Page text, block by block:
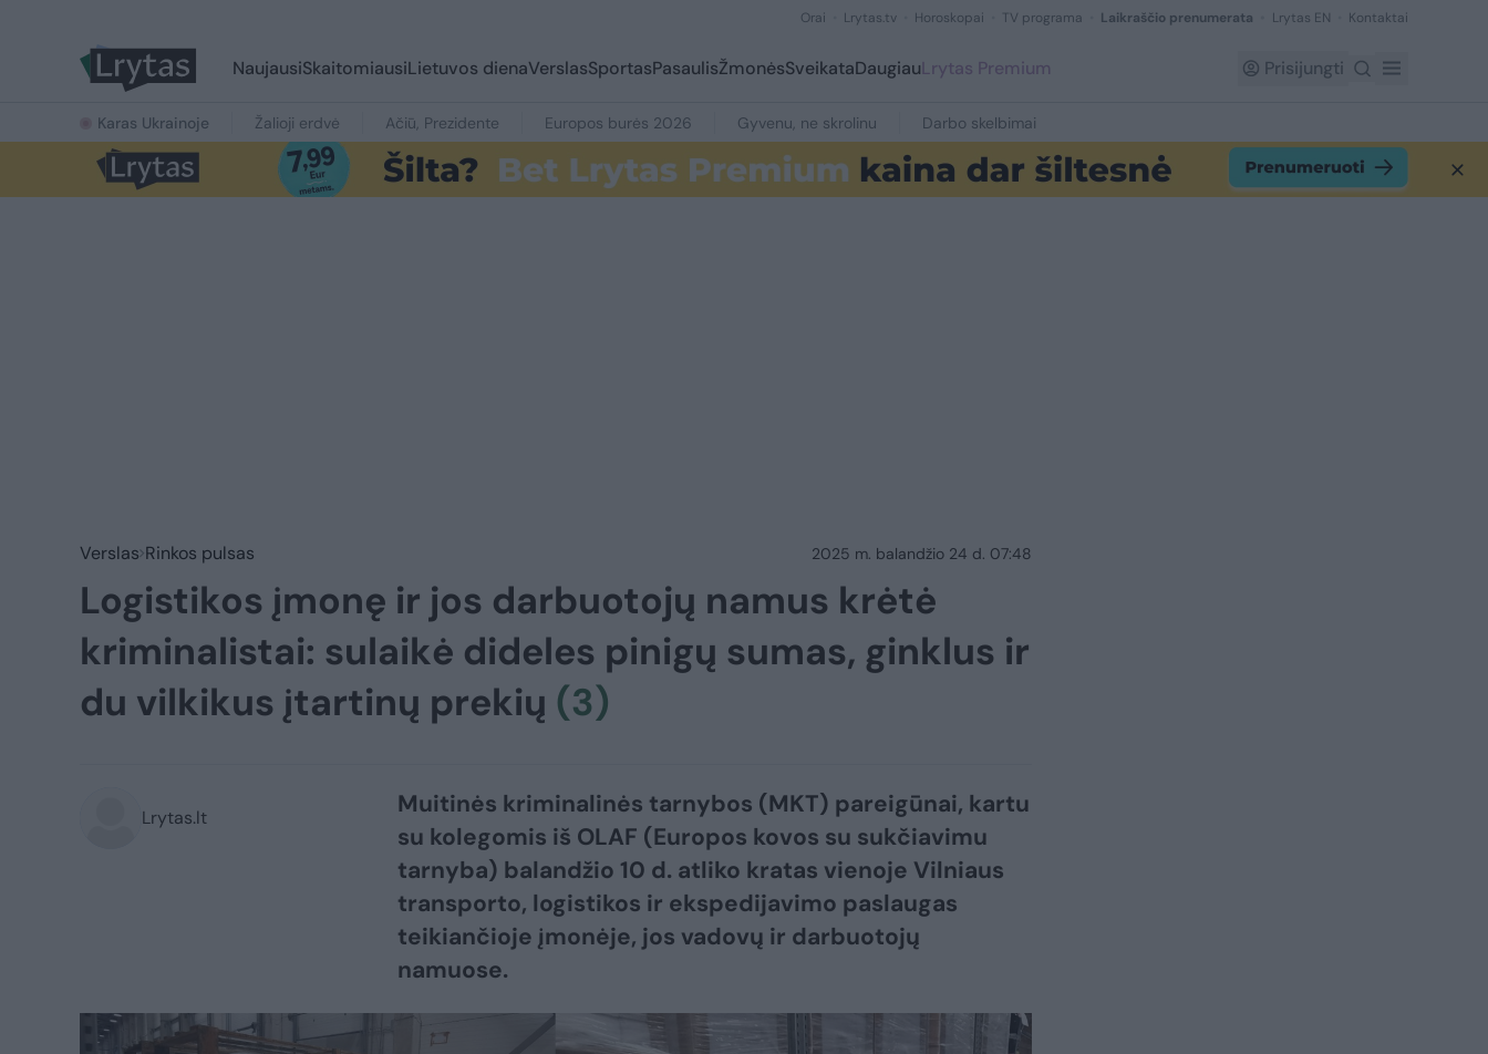
Orai Lrytas.tv Horoskopai TV programa Laikraščio prenumerata Lrytas EN Kontaktai
NaujausiSkaitomiausiLietuvos dienaVerslasSportasPasaulisŽmonėsSveikataDaugiauLrytas Premium Prisijungti
Karas Ukrainoje Žalioji erdvė Ačiū, Prezidente Europos burės 2026 Gyvenu, ne skrolinu Darbo skelbimai
Verslas Rinkos pulsas 2025 m. balandžio 24 d. 07:48
Logistikos įmonę ir jos darbuotojų namus krėtė
kriminalistai: sulaikė dideles pinigų sumas, ginklus ir
du vilkikus įtartinų prekių (3)
Lrytas.lt
Muitinės kriminalinės tarnybos (MKT) pareigūnai, kartu
su kolegomis iš OLAF (Europos kovos su sukčiavimu
tarnyba) balandžio 10 d. atliko kratas vienoje Vilniaus
transporto, logistikos ir ekspedijavimo paslaugas
teikiančioje įmonėje, jos vadovų ir darbuotojų
namuose.